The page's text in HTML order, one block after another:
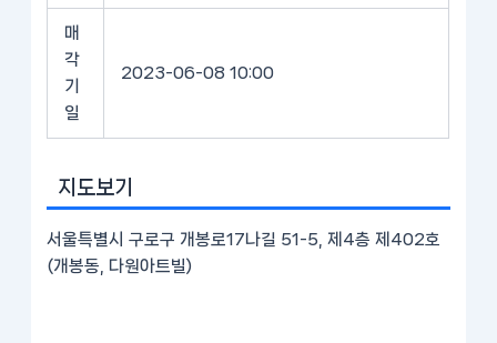
매
각
기
일
2023-06-08 10:00
지도보기
서울특별시 구로구 개봉로17나길 51-5, 제4층 제402호
(개봉동, 다원아트빌)